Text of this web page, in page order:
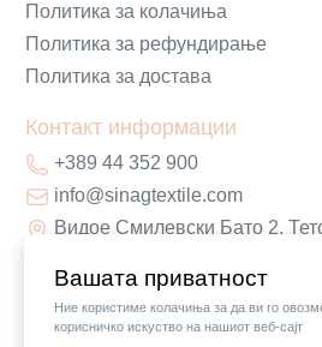
Вашата приватност
Ние користиме колачиња за да ви го
корисничко искуство на нашиот веб-сајт
Политика за колачиња
Политика за рефундирање
Политика за достава
Контакт информации
+389 44 352 900
info@sinagtextile.com
Видое Смилевски Бато 2,